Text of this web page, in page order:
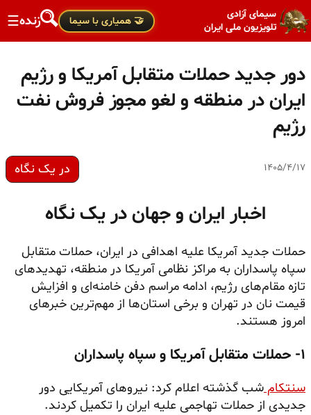
سیمای آزادی
تلویزیون ملی ایران
🤝 همیاری با سیما زنده☰
دور جدید حملات متقابل آمریکا و رژیم
ایران در منطقه و لغو مجوز فروش نفت
رژیم
۱۴۰۵/۴/۱۷ در یک نگاه
اخبار ایران و جهان در یک نگاه
حملات جدید آمریکا علیه اهدافی در ایران، حملات متقابل
سپاه پاسداران به مراکز نظامی آمریکا در منطقه، تهدیدهای
تازه مقام‌های رژیم، ادامه مراسم دفن خامنه‌ای و افزایش
قیمت نان در تهران و برخی استان‌ها از مهم‌ترین خبرهای
امروز هستند.
۱- حملات متقابل آمریکا و سپاه پاسداران
سنتکامشب گذشته اعلام کرد: نیروهای آمریکایی دور
جدیدی از حملات تهاجمی علیه ایران را تکمیل کردند.